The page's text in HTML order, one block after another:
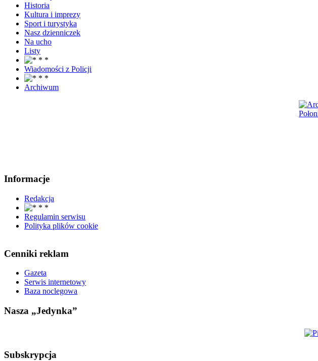
Historia
Kultura i imprezy
Sport i turystyka
Nasz dzienniczek
Na ucho
Listy
Wiadomości z Policji
Archiwum
Informacje
Redakcja
Regulamin serwisu
Polityka plików cookie
Cenniki reklam
Gazeta
Serwis internetowy
Baza noclegowa
Nasza „Jedynka”
Subskrypcja